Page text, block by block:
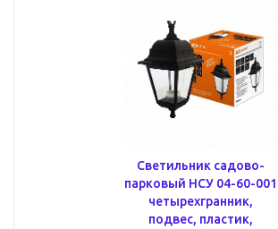
Светильник садово-
парковый НСУ 04-60-001
четырехгранник,
подвес, пластик,